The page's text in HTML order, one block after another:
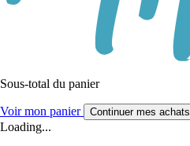
Sous-total du panier
Voir mon panier Continuer mes achats
Loading...